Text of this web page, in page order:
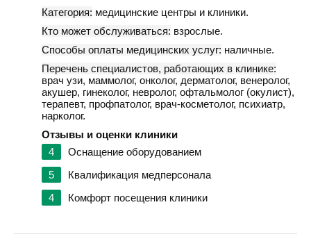
Категория: медицинские центры и клиники.
Кто может обслуживаться: взрослые.
Способы оплаты медицинских услуг: наличные.
Перечень специалистов, работающих в клинике:
врач узи, маммолог, онколог, дерматолог, венеролог,
акушер, гинеколог, невролог, офтальмолог (окулист),
терапевт, профпатолог, врач-косметолог, психиатр,
нарколог.
Отзывы и оценки клиники
4
Оснащение оборудованием
5
Квалификация медперсонала
4
Комфорт посещения клиники